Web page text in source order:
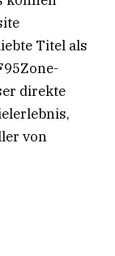
Titel als
direkte
von